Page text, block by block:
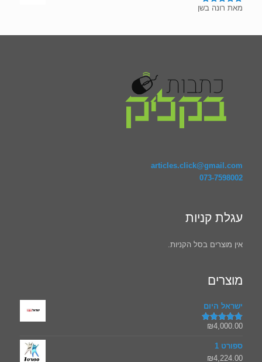
דורג 5מתוך
מאת רונה בשן
articles.click@gmail.com
073-7598002
עגלת קניות
אין מוצרים בסל הקניות.
מוצרים
ישראל היום
דורג5.00
₪4,000.00
ספורט 1
₪4,224.00